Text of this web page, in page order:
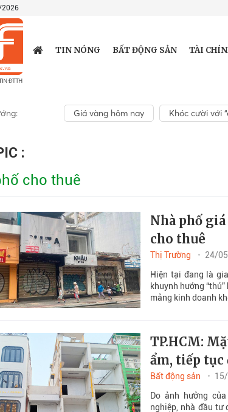
2026
TIN NÓNG BẤT ĐỘNG SẢN TÀI
Giá vàng hôm nay Khóc cười với
:
cho thuê
Nhà phố
cho thuê
Thị Trường
24/
Hiện tại đang là
khuynh hướng
mảng kinh doanh
TP.HCM:
ẩm, tiếp
Bất động sản
Do ảnh hưởng
nghiệp, nhà đầu tư